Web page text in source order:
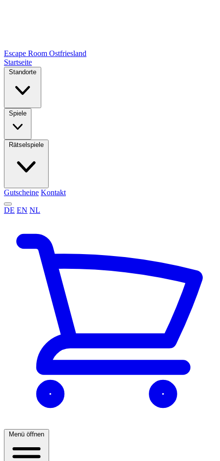
Escape Room Ostfriesland
Startseite
Standorte
Spiele
Rätselspiele
Gutscheine Kontakt
DE EN NL
Menü öffnen